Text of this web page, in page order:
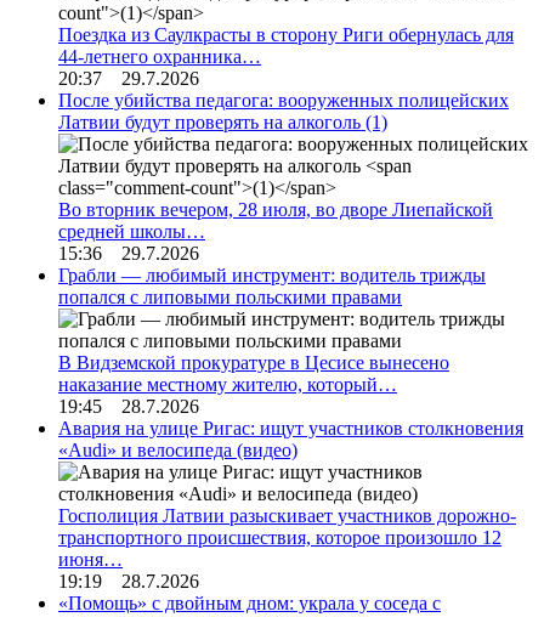
Поездка из Саулкрасты в сторону Риги обернулась для
44-летнего охранника…
20:37 29.7.2026
После убийства педагога: вооруженных полицейских
Латвии будут проверять на алкоголь (1)
Во вторник вечером, 28 июля, во дворе Лиепайской
средней школы…
15:36 29.7.2026
Грабли — любимый инструмент: водитель трижды
попался с липовыми польскими правами
В Видземской прокуратуре в Цесисе вынесено
наказание местному жителю, который…
19:45 28.7.2026
Авария на улице Ригас: ищут участников столкновения
«Audi» и велосипеда (видео)
Госполиция Латвии разыскивает участников дорожно-
транспортного происшествия, которое произошло 12
июня…
19:19 28.7.2026
«Помощь» с двойным дном: украла у соседа с